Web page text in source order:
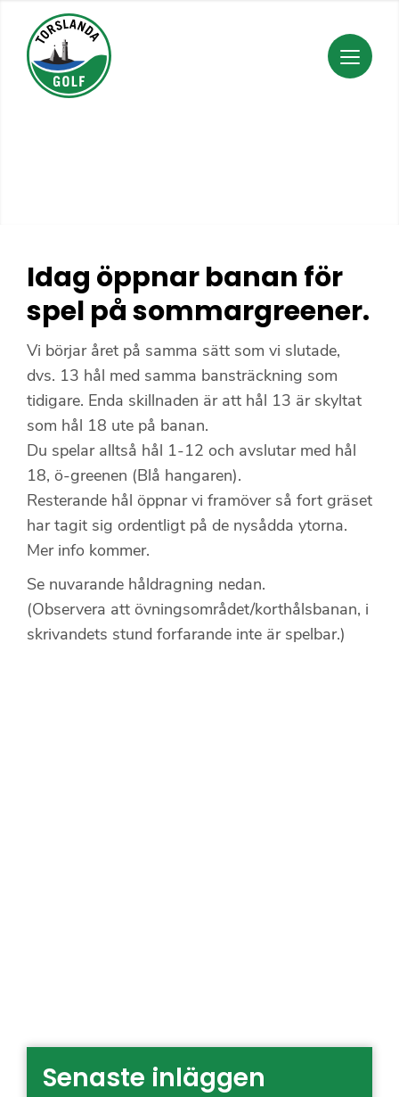
Idag öppnar banan för
spel på sommargreener.
Vi börjar året på samma sätt som vi slutade,
dvs. 13 hål med samma bansträckning som
tidigare. Enda skillnaden är att hål 13 är skyltat
som hål 18 ute på banan.
Du spelar alltså hål 1-12 och avslutar med hål
18, ö-greenen (Blå hangaren).
Resterande hål öppnar vi framöver så fort gräset
har tagit sig ordentligt på de nysådda ytorna.
Mer info kommer.
Se nuvarande håldragning nedan.
(Observera att övningsområdet/korthålsbanan, i
skrivandets stund forfarande inte är spelbar.)
Senaste inläggen